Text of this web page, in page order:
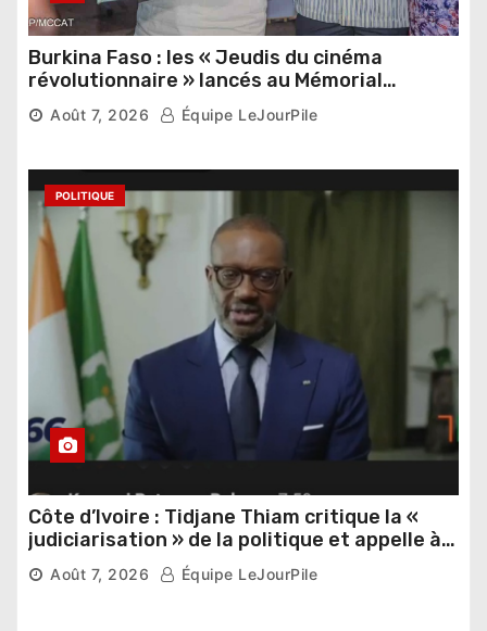
Burkina Faso : les « Jeudis du cinéma
révolutionnaire » lancés au Mémorial
Thomas Sankara
Août 7, 2026 Équipe LeJourPile
POLITIQUE
Côte d’Ivoire : Tidjane Thiam critique la «
judiciarisation » de la politique et appelle à
poursuivre l’apaisement
Août 7, 2026 Équipe LeJourPile